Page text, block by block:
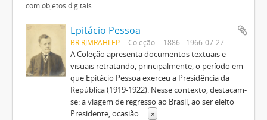
com objetos digitais
Epitácio Pessoa
BR RJMRAHI EP Coleção 1886 - 1966-07-27
A Coleção apresenta documentos textuais e
visuais retratando, principalmente, o período em
que Epitácio Pessoa exerceu a Presidência da
República (1919-1922). Nesse contexto, destacam-
se: a viagem de regresso ao Brasil, ao ser eleito
Presidente, ocasião ... »